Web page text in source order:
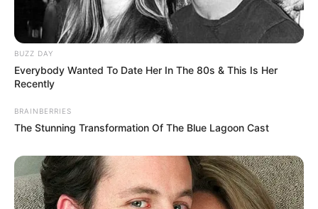
BUZZ DAY
Everybody Wanted To Date Her In The 80s & This Is Her
Recently
BRAINBERRIES
The Stunning Transformation Of The Blue Lagoon Cast